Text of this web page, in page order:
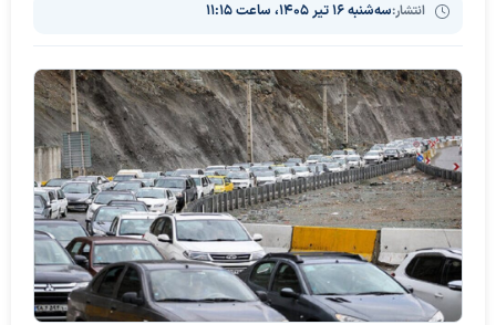
انتشار:سه‌شنبه ۱۶ تیر ۱۴۰۵، ساعت ۱۱:۱۵